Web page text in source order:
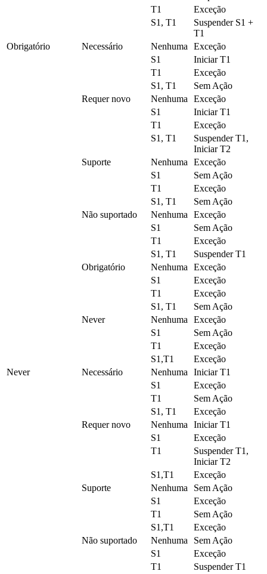
T1
Exceção
S1, T1
Suspender S1 +
T1
Obrigatório
Necessário Nenhuma
Exceção
S1
Iniciar T1
T1
Exceção
S1, T1
Sem Ação
Requer novo
Nenhuma
Exceção
S1
Iniciar T1
T1
Exceção
S1, T1
Suspender T1,
Iniciar T2
Suporte
Nenhuma
Exceção
S1
Sem Ação
T1
Exceção
S1, T1
Sem Ação
Não suportado
Nenhuma
Exceção
S1
Sem Ação
T1
Exceção
S1, T1
Suspender T1
Obrigatório
Nenhuma
Exceção
S1
Exceção
T1
Exceção
S1, T1
Sem Ação
Never
Nenhuma
Exceção
S1
Sem Ação
T1
Exceção
S1,T1
Exceção
Never
Necessário Nenhuma
Iniciar T1
S1
Exceção
T1
Sem Ação
S1, T1
Exceção
Requer novo
Nenhuma
Iniciar T1
S1
Exceção
T1
Suspender T1,
Iniciar T2
S1,T1
Exceção
Suporte
Nenhuma
Sem Ação
S1
Exceção
T1
Sem Ação
S1,T1
Exceção
Não suportado
Nenhuma
Sem Ação
S1
Exceção
T1
Suspender T1